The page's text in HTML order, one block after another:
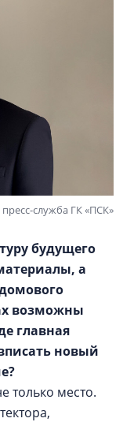
служба ГК «ПСК»
будущего
а
возможны
главная
новый
только место.